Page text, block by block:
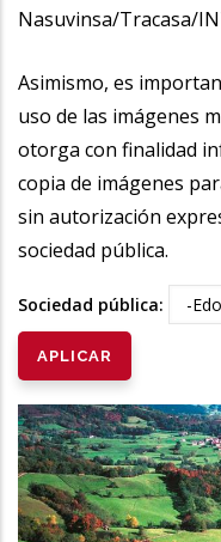
Nasuvinsa/Tracasa/
Asimismo, es
uso de las imágenes
otorga con finalidad
copia de imágenes
sin autorización
sociedad pública.
Sociedad pública: